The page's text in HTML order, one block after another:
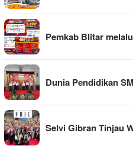
Pemkab Blitar
Dunia Pendidikan
Selvi Gibran Tinjau